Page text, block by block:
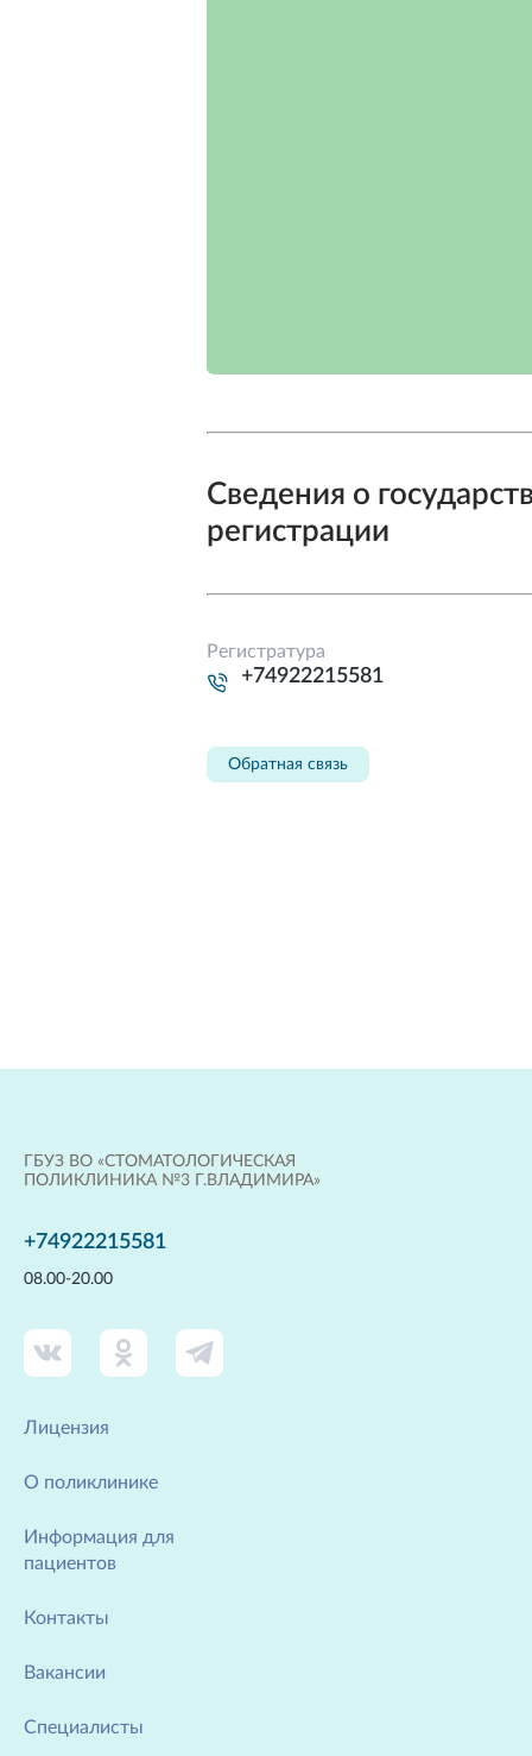
Сведения о
регистрации
Регистратура
+74922215581
Обратная связь
ГБУЗ ВО «СТОМАТОЛОГИЧЕСКАЯ
ПОЛИКЛИНИКА №3 Г.ВЛАДИМИРА»
+74922215581
08.00-20.00
Лицензия
О поликлинике
Информация для
пациентов
Контакты
Вакансии
Специалисты